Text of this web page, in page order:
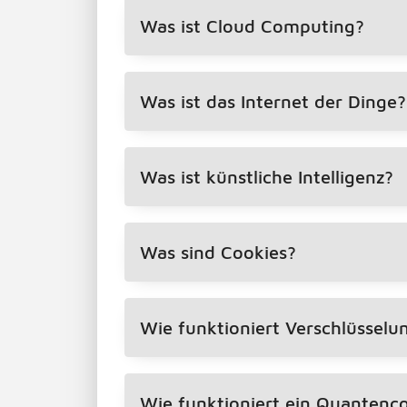
Was ist Cloud Computing?
Was ist das Internet der Dinge?
Was ist künstliche Intelligenz?
Was sind Cookies?
Wie funktioniert